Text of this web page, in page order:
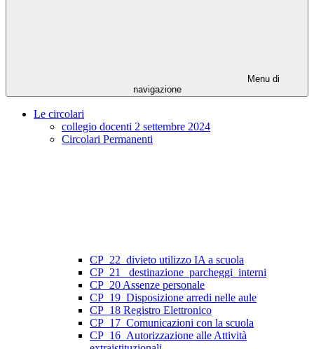
Menu di
navigazione
Le circolari
collegio docenti 2 settembre 2024
Circolari Permanenti
CP_22_divieto utilizzo IA a scuola
CP_21_ destinazione_parcheggi_interni
CP_20 Assenze personale
CP_19_Disposizione arredi nelle aule
CP_18 Registro Elettronico
CP_17_Comunicazioni con la scuola
CP_16_Autorizzazione alle Attività